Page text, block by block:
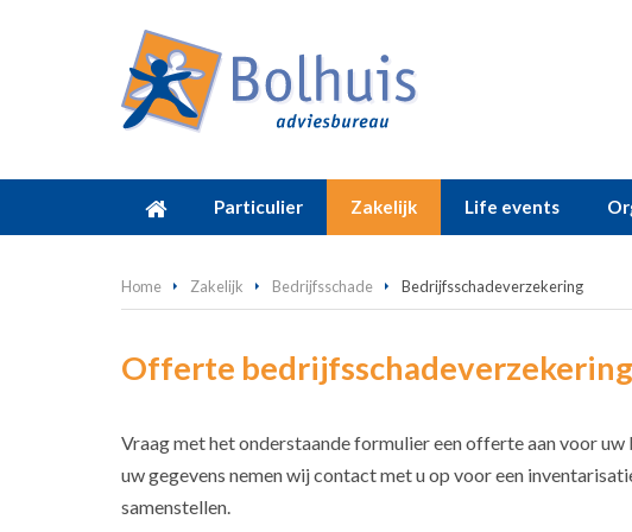
Particulier Zakelijk Life events
Home Zakelijk Bedrijfsschade Bedrijfsschadeverzekering
Offerte bedrijfsschadeverzekering
Vraag met het onderstaande formulier een offerte aan voor
uw gegevens nemen wij contact met u op voor een
samenstellen.